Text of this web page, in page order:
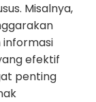
Misalnya,
efektif
penting